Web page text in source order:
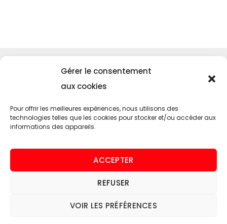
Gérer le consentement
aux cookies
Pour offrir les meilleures expériences, nous utilisons des
technologies telles que les cookies pour stocker et/ou accéder aux
informations des appareils.
ACCEPTER
REFUSER
VOIR LES PRÉFÉRENCES
Accueil
Contact
Entretien de voiture américaine
Homologation
Pièces détachés neuf ou occasion
Vente de voiture américaine